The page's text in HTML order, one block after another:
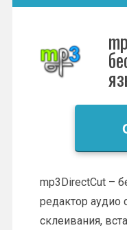
mp3DirectCut –
редактор аудио
склеивания,